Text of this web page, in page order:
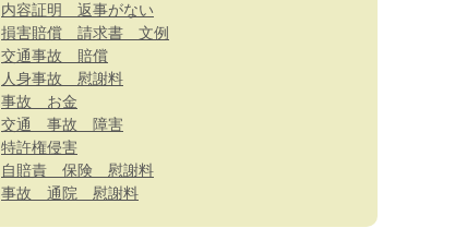
内容証明 返事がない
損害賠償 請求書 文例
交通事故 賠償
人身事故 慰謝料
事故 お金
交通 事故 障害
特許権侵害
自賠責 保険 慰謝料
事故 通院 慰謝料